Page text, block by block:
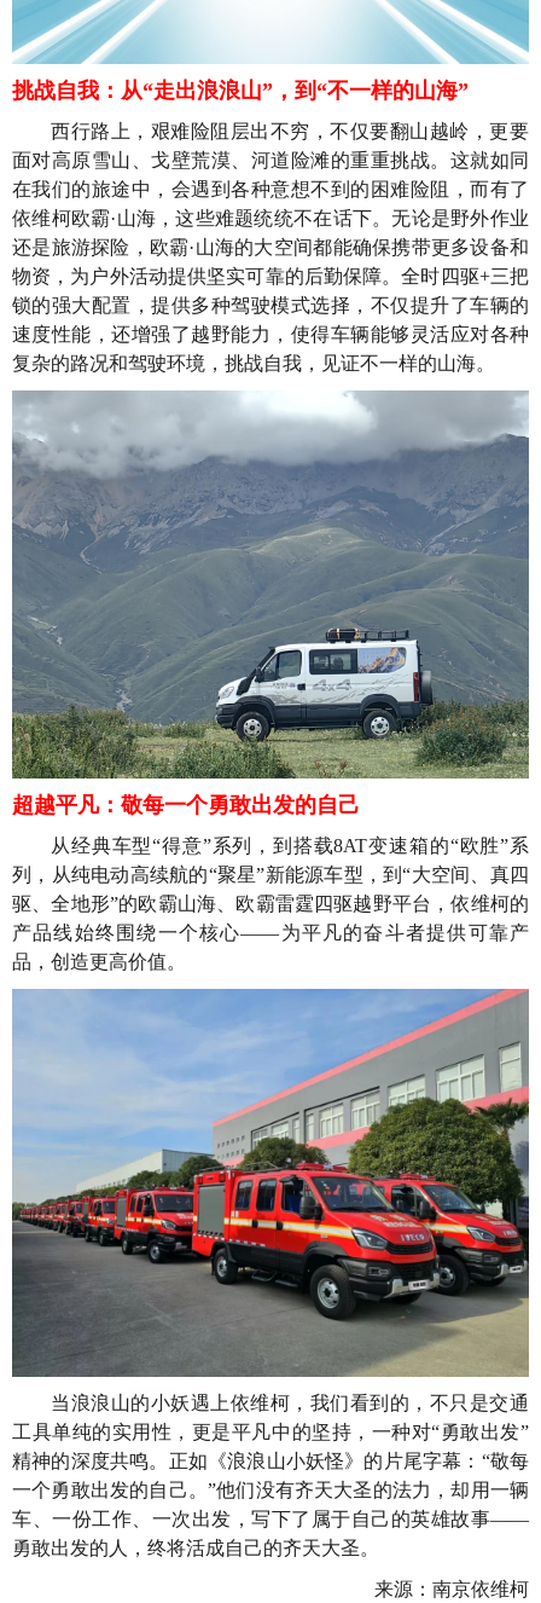
挑战自我：从“走出浪浪山”，到“不一样的山海”
西行路上，艰难险阻层出不穷，不仅要翻山越岭，更要
面对高原雪山、戈壁荒漠、河道险滩的重重挑战。这就如同
在我们的旅途中，会遇到各种意想不到的困难险阻，而有了
依维柯欧霸·山海，这些难题统统不在话下。无论是野外作业
还是旅游探险，欧霸·山海的大空间都能确保携带更多设备和
物资，为户外活动提供坚实可靠的后勤保障。全时四驱+三把
锁的强大配置，提供多种驾驶模式选择，不仅提升了车辆的
速度性能，还增强了越野能力，使得车辆能够灵活应对各种
复杂的路况和驾驶环境，挑战自我，见证不一样的山海。
超越平凡：敬每一个勇敢出发的自己
从经典车型“得意”系列，到搭载8AT变速箱的“欧胜”系
列，从纯电动高续航的“聚星”新能源车型，到“大空间、真四
驱、全地形”的欧霸山海、欧霸雷霆四驱越野平台，依维柯的
产品线始终围绕一个核心——为平凡的奋斗者提供可靠产
品，创造更高价值。
当浪浪山的小妖遇上依维柯，我们看到的，不只是交通
工具单纯的实用性，更是平凡中的坚持，一种对“勇敢出发”
精神的深度共鸣。正如《浪浪山小妖怪》的片尾字幕：“敬每
一个勇敢出发的自己。”他们没有齐天大圣的法力，却用一辆
车、一份工作、一次出发，写下了属于自己的英雄故事——
勇敢出发的人，终将活成自己的齐天大圣。
来源：南京依维柯